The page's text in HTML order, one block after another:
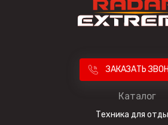
ЗАКАЗАТЬ
Каталог
Техника для